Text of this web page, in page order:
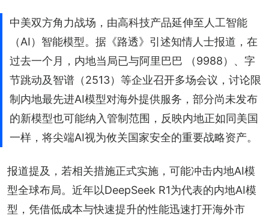
中美双方角力战场，由高科技产品延伸至人工智能
（AI）智能模型。据《路透》引述知情人士报道，在
过去一个月，内地当局已与阿里巴巴 （9988）、字
节跳动及智谱（2513）等企业召开多场会议，讨论限
制内地最先进AI模型对海外提供服务，部分尚未发布
的新模型也可能纳入管制范围，反映内地正如同美国
一样，将尖端AI视为攸关国家安全的重要战略资产。
报道提及，若相关措施正式实施，可能冲击内地AI模
型全球布局。近年以DeepSeek R1为代表的内地AI模
型，凭借低成本与快速提升的性能迅速打开海外市